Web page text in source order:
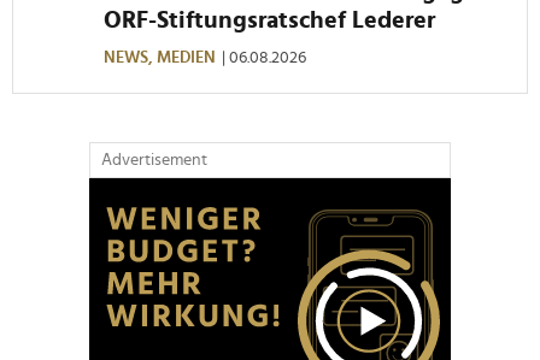
ORF-Stiftungsratschef Lederer
NEWS, MEDIEN | 06.08.2026
Advertisement